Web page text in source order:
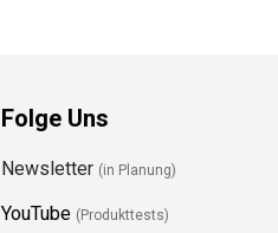
Folge Uns
Newsletter (in Planung)
YouTube (Produkttests)